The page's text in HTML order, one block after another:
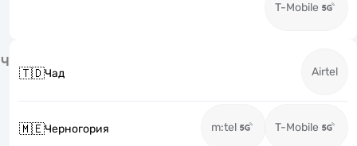
T-Mobile
Ч
🇹🇩Чад Airtel
🇲🇪Черногория m:tel T-Mobile